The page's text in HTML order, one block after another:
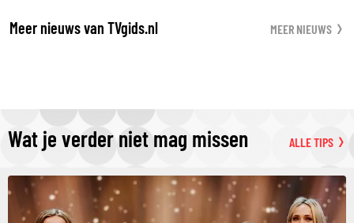
Meer nieuws van TVgids.nl MEER NIEUWS
Wat je verder niet mag missen ALLE TIPS